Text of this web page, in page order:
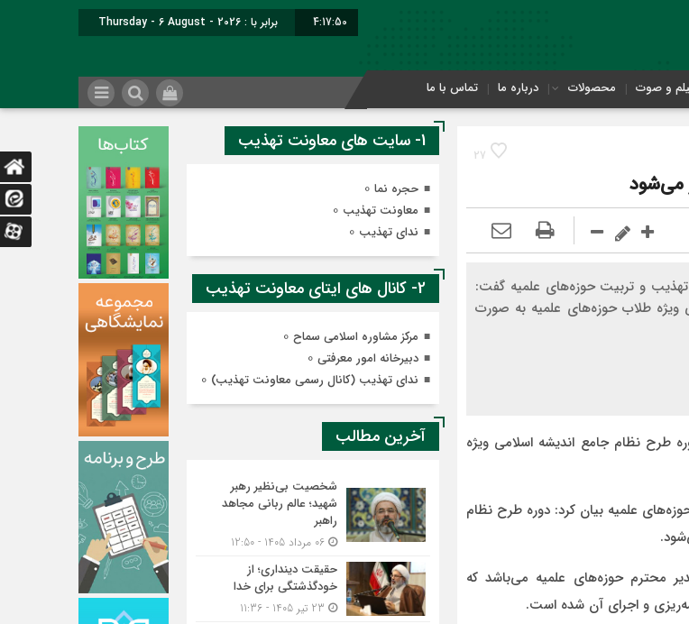
4:17:50 برابر با : Thursday - 6 August - 2026
و صوت محصولات درباره ما تماس با ما
27
می‌شود
تهذیب و تربیت حوزه‌های علمیه گفت:
ویژه طلاب حوزه‌های علمیه به صورت
طرح نظام جامع اندیشه اسلامی ویژه
علمیه بیان کرد: دوره طرح نظام
محترم حوزه‌های علمیه می‌باشد که
و اجرای آن شده است.
1- سایت های معاونت تهذیب
حجره نما
معاونت تهذیب
ندای تهذیب
2- کانال های ایتای معاونت تهذیب
مرکز مشاوره اسلامی سماح
دبیرخانه امور معرفتی
ندای تهذیب (کانال رسمی معاونت تهذیب)
آخرین مطالب
شخصیت بی‌نظیر رهبر
شهید؛ عالم ربانی مجاهد
راهبر
حقیقت دینداری؛ از
خودگذشتگی برای خدا